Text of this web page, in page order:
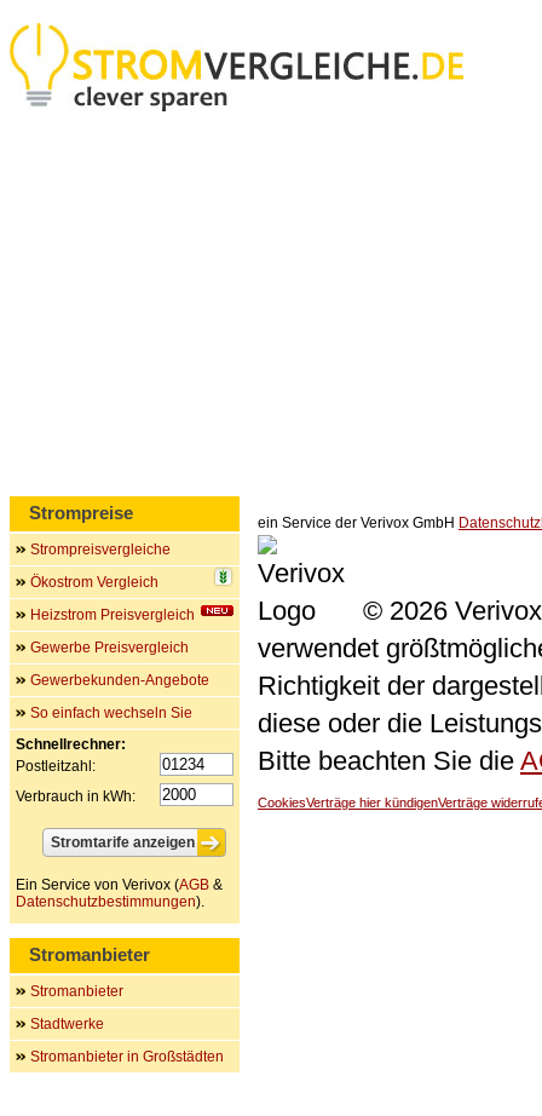
ein Service der Verivox GmbH
© 2026
verwendet
Richtigkeit der
diese oder die
Bitte beachten Sie die
CookiesVerträge hier kündigenVerträge
Strompreise
Strompreisvergleiche
Ökostrom Vergleich
Heizstrom Preisvergleich
Gewerbe Preisvergleich
Gewerbekunden-Angebote
So einfach wechseln Sie
Schnellrechner:
Postleitzahl:
Verbrauch in kWh:
Ein Service von Verivox (AGB &
Datenschutzbestimmungen).
Stromanbieter
Stromanbieter
Stadtwerke
Stromanbieter in Großstädten